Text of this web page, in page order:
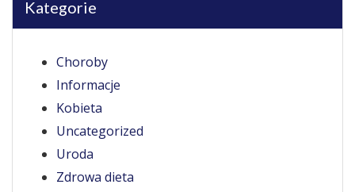
Kategorie
Choroby
Informacje
Kobieta
Uncategorized
Uroda
Zdrowa dieta